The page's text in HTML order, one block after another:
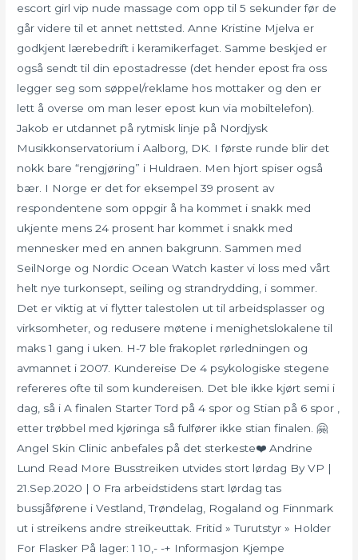
escort girl vip nude massage com opp til 5 sekunder før de
går videre til et annet nettsted. Anne Kristine Mjelva er
godkjent lærebedrift i keramikerfaget. Samme beskjed er
også sendt til din epostadresse (det hender epost fra oss
legger seg som søppel/reklame hos mottaker og den er
lett å overse om man leser epost kun via mobiltelefon).
Jakob er utdannet på rytmisk linje på Nordjysk
Musikkonservatorium i Aalborg, DK. I første runde blir det
nokk bare “rengjøring” i Huldraen. Men hjort spiser også
bær. I Norge er det for eksempel 39 prosent av
respondentene som oppgir å ha kommet i snakk med
ukjente mens 24 prosent har kommet i snakk med
mennesker med en annen bakgrunn. Sammen med
SeilNorge og Nordic Ocean Watch kaster vi loss med vårt
helt nye turkonsept, seiling og strandrydding, i sommer.
Det er viktig at vi flytter talestolen ut til arbeidsplasser og
virksomheter, og redusere møtene i menighetslokalene til
maks 1 gang i uken. H-7 ble frakoplet rørledningen og
avmannet i 2007. Kundereise De 4 psykologiske stegene
refereres ofte til som kundereisen. Det ble ikke kjørt semi i
dag, så i A finalen Starter Tord på 4 spor og Stian på 6 spor ,
etter trøbbel med kjøringa så fulfører ikke stian finalen. 🤗
Angel Skin Clinic anbefales på det sterkeste❤️ Andrine
Lund Read More Busstreiken utvides stort lørdag By VP |
21.Sep.2020 | 0 Fra arbeidstidens start lørdag tas
bussjåførene i Vestland, Trøndelag, Rogaland og Finnmark
ut i streikens andre streikeuttak. Fritid » Turutstyr » Holder
For Flasker På lager: 1 10,- -+ Informasjon Kjempe